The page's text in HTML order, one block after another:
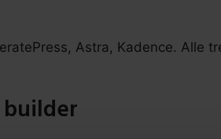
Astra, Kadence. Alle
builder